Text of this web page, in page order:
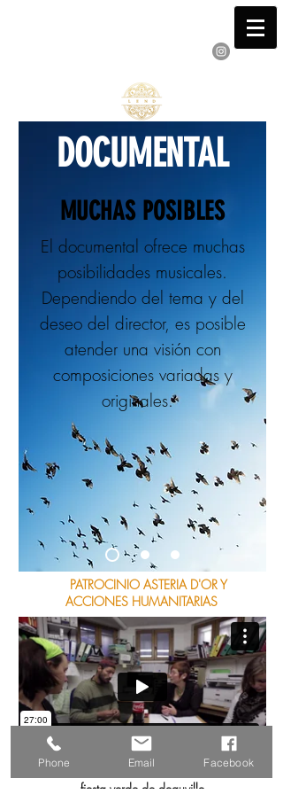
DOCUMENTAL
MUCHAS POSIBLES
El documental ofrece muchas
posibilidades musicales.
Dependiendo del tema y del
deseo del director, es posible
atender una visión con
composiciones variadas y
originales.
PATROCINIO ASTERIA D'OR Y
ACCIONES HUMANITARIAS
FRÁGIL
fiesta verde de deauville
Phone Email Facebook